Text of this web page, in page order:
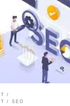
Un Pilier Essentiel pour
mots clés est
et
en ligne. En effet, le
essentiel pour
web sur […]
SEO